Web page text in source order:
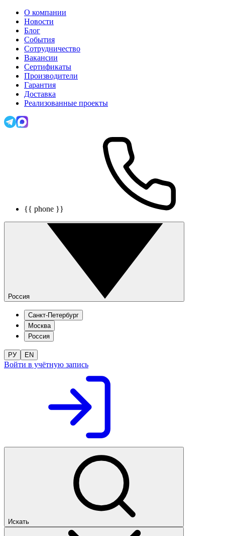
О компании
Новости
Блог
События
Сотрудничество
Вакансии
Сертификаты
Производители
Гарантия
Доставка
Реализованные проекты
{{ phone }}
Россия
Санкт-Петербург
Москва
Россия
РУ EN
Войти в учётную запись
Искать